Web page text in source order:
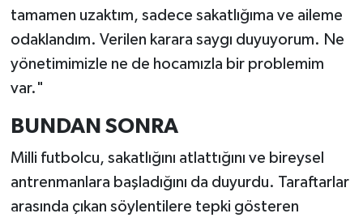
tamamen uzaktım, sadece sakatlığıma ve aileme
odaklandım. Verilen karara saygı duyuyorum. Ne
yönetimimizle ne de hocamızla bir problemim
var."
BUNDAN SONRA
Milli futbolcu, sakatlığını atlattığını ve bireysel
antrenmanlara başladığını da duyurdu. Taraftarlar
arasında çıkan söylentilere tepki gösteren